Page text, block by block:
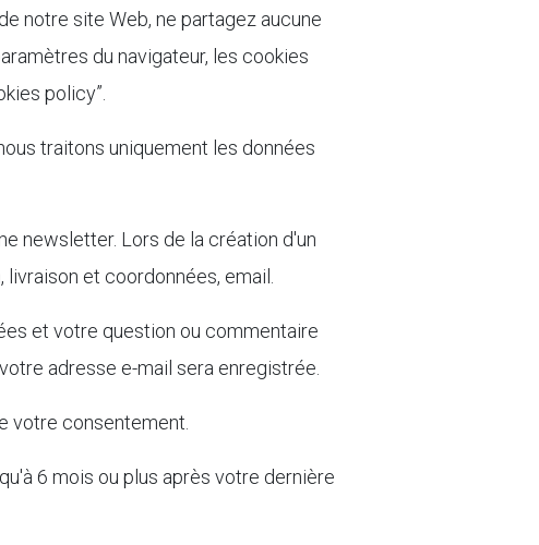
notre site Web, ne partagez aucune
du navigateur, les cookies
policy”.
traitons uniquement les données
newsletter. Lors de la création d'un
et coordonnées, email.
et votre question ou commentaire
adresse e-mail sera enregistrée.
votre consentement.
6 mois ou plus après votre dernière